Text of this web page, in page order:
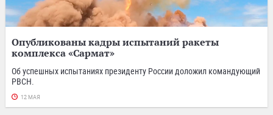
Опубликованы кадры испытаний ракеты
комплекса «Сармат»
Об успешных испытаниях президенту России доложил командующий
РВСН.
12 МАЯ